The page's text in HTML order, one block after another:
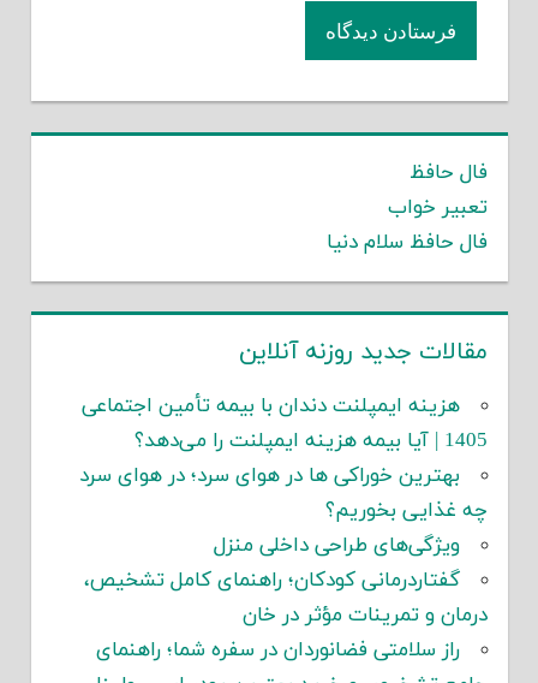
فال حافظ
تعبیر خواب
فال حافظ سلام دنیا
مقالات جدید روزنه آنلاین
هزینه ایمپلنت دندان با بیمه تأمین اجتماعی
1405 | آیا بیمه هزینه ایمپلنت را می‌دهد؟
بهترین خوراکی ها در هوای سرد؛ در هوای سرد
چه غذایی بخوریم؟
ویژگی‌های طراحی داخلی منزل
گفتاردرمانی کودکان؛ راهنمای کامل تشخیص،
درمان و تمرینات مؤثر در خان
راز سلامتی فضانوردان در سفره شما؛ راهنمای